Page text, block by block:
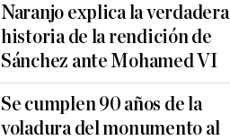
Naranjo explica la verdadera
historia de la rendición de
Sánchez ante Mohamed VI
Se cumplen 90 años de la
voladura del monumento al